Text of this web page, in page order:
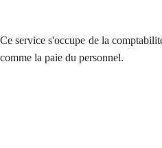
Ce service s'occupe de la
comme la paie du personnel.